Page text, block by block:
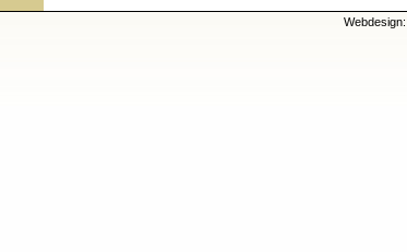
Webdesign: